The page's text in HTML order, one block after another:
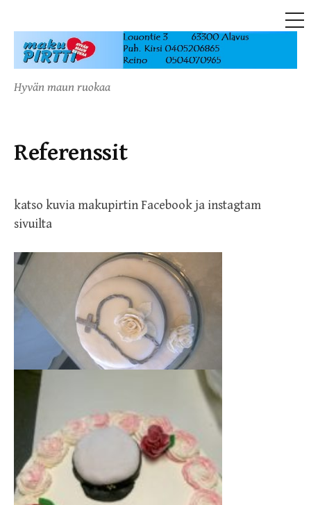
Skip
to
Hyvän maun ruokaa
Referenssit
katso kuvia makupirtin Facebook ja instagtam
sivuilta